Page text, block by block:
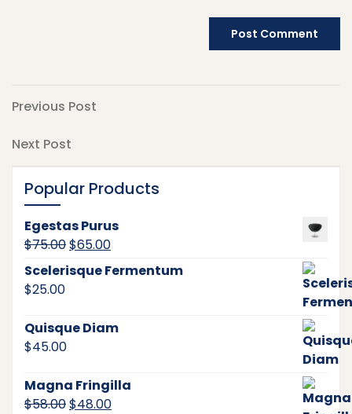
Post
navigation
Previous
Previous Post
Next
Next Post
Popular Products
Egestas Purus
$75.00Original
was:
$65.00Current
price
Scelerisque Fermentum
$25.00
Quisque Diam
$45.00
Magna Fringilla
$58.00Original
$48.00Current